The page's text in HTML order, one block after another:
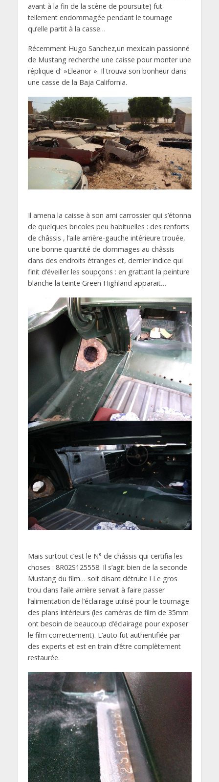
avant à la fin de la scène de poursuite) fut
tellement endommagée pendant le tournage
qu’elle partit à la casse…
Récemment Hugo Sanchez,un mexicain passionné
de Mustang recherche une caisse pour monter une
réplique d' »Eleanor ». Il trouva son bonheur dans
une casse de la Baja California.
Il amena la caisse à son ami carrossier qui s’étonna
de quelques bricoles peu habituelles : des renforts
de châssis , l’aile arrière-gauche intérieure trouée,
une bonne quantité de dommages au châssis
dans des endroits étranges et, dernier indice qui
finit d’éveiller les soupçons : en grattant la peinture
blanche la teinte Green Highland apparait…
Mais surtout c’est le N° de châssis qui certifia les
choses : 8R02S125558. Il s’agit bien de la seconde
Mustang du film… soit disant détruite ! Le gros
trou dans l’aile arrière servait à faire passer
l’alimentation de l’éclairage utilisé pour le tournage
des plans intérieurs (les caméras de film de 35mm
ont besoin de beaucoup d’éclairage pour exposer
le film correctement). L’auto fut authentifiée par
des experts et est en train d’être complètement
restaurée.